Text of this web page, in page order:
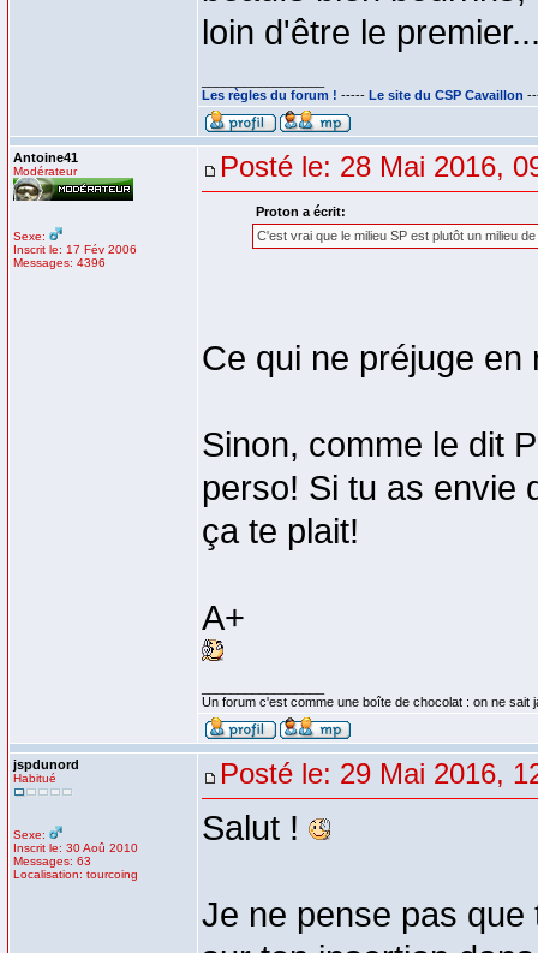
loin d'être le
Les règles du forum ! ----- Le site du CSP Cavaillon
Antoine41
Modérateur
Sexe:
Inscrit le: 17 Fév 2006
Messages: 4396
Posté le: 28 Mai 2016,
Proton a écrit:
C'est vrai que le milieu SP est plutôt un milieu
Ce qui ne préjuge
Sinon, comme le dit
perso! Si tu as envie
ça te plait!
A+
Un forum c'est comme une boîte de chocolat : on ne sait
jspdunord
Habitué
Sexe:
Inscrit le: 30 Aoû 2010
Messages: 63
Localisation: tourcoing
Posté le: 29 Mai 2016,
Salut !
Je ne pense pas